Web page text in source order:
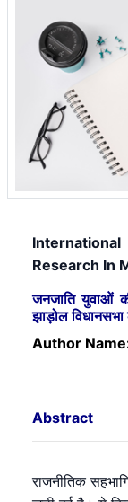
Research In
जनजाति युवाओं
झाड़ोल
Author
Abstract
राजनीतिक